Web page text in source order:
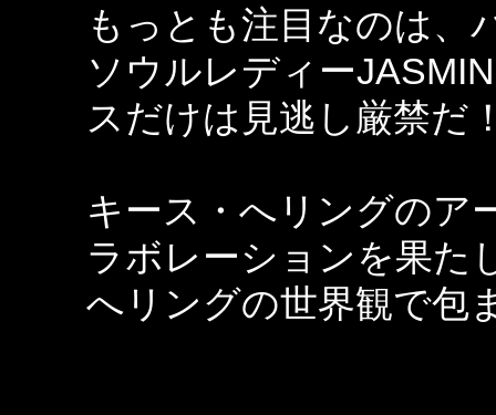
もっとも注目なのは、
ソウルレディー
スだけは見逃し厳禁だ
キース・へリングのア
ラボレーションを果た
へリングの世界観で包